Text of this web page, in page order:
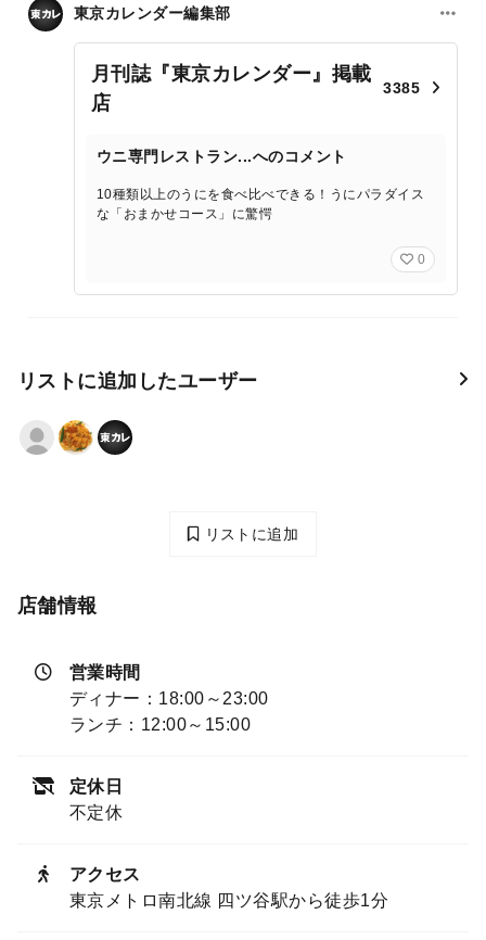
東京カレンダー編集部
月刊誌『東京カレンダー』掲載
店
3385
ウニ専門レストラン...へのコメント
10種類以上のうにを食べ比べできる！うにパラダイス
な「おまかせコース」に驚愕
0
リストに追加したユーザー
リストに追加
店舗情報
営業時間
ディナー：18:00～23:00
ランチ：12:00～15:00
定休日
不定休
アクセス
東京メトロ南北線 四ツ谷駅から徒歩1分